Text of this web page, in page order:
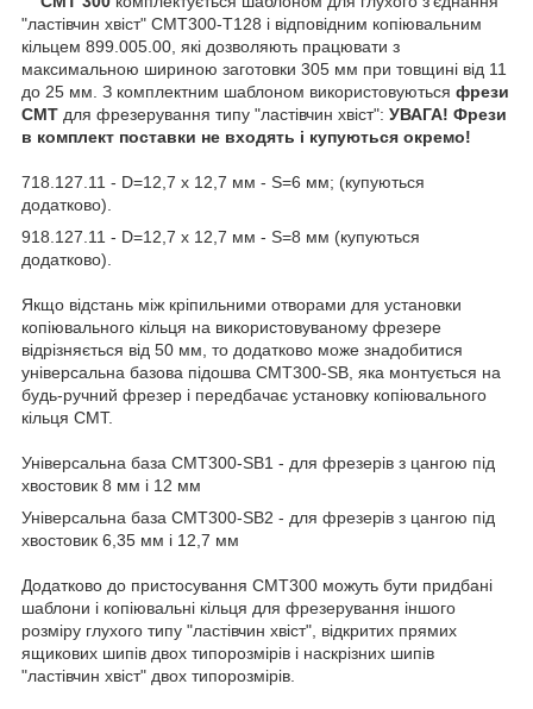
"ластівчин хвіст" СМТ300-Т128 і відповідним копіювальним
кільцем 899.005.00, які дозволяють працювати з
максимальною шириною заготовки 305 мм при товщині від 11
до 25 мм. З комплектним шаблоном використовуються фрези
СМТ для фрезерування типу "ластівчин хвіст": УВАГА! Фрези
в комплект поставки не входять і купуються окремо!
718.127.11 - D=12,7 x 12,7 мм - S=6 мм; (купуються
додатково).
918.127.11 - D=12,7 x 12,7 мм - S=8 мм (купуються
додатково).
Якщо відстань між кріпильними отворами для установки
копіювального кільця на використовуваному фрезере
відрізняється від 50 мм, то додатково може знадобитися
універсальна базова підошва CMT300-SB, яка монтується на
будь-ручний фрезер і передбачає установку копіювального
кільця СМТ.
Універсальна база CMT300-SB1 - для фрезерів з цангою під
хвостовик 8 мм і 12 мм
Універсальна база CMT300-SB2 - для фрезерів з цангою під
хвостовик 6,35 мм і 12,7 мм
Додатково до пристосування СМТ300 можуть бути придбані
шаблони і копіювальні кільця для фрезерування іншого
розміру глухого типу "ластівчин хвіст", відкритих прямих
ящикових шипів двох типорозмірів і наскрізних шипів
"ластівчин хвіст" двох типорозмірів.